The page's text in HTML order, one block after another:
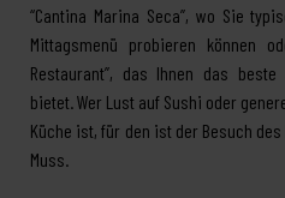
“Cantina Marina Seca”, wo Sie
Mittagsmenü probieren können
Restaurant”, das Ihnen das
bietet. Wer Lust auf Sushi oder
Küche ist, für den ist der Besuch
Muss.